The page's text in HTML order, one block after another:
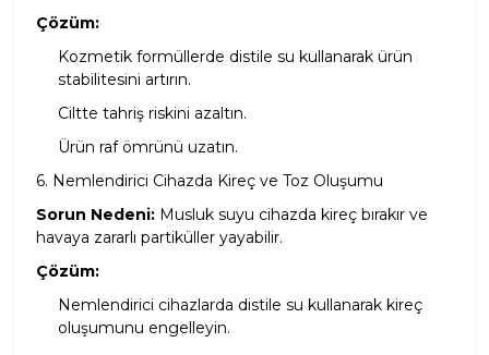
Çözüm:
Kozmetik formüllerde distile su kullanarak ürün
stabilitesini artırın.
Ciltte tahriş riskini azaltın.
Ürün raf ömrünü uzatın.
6. Nemlendirici Cihazda Kireç ve Toz Oluşumu
Sorun Nedeni: Musluk suyu cihazda kireç bırakır ve
havaya zararlı partiküller yayabilir.
Çözüm:
Nemlendirici cihazlarda distile su kullanarak kireç
oluşumunu engelleyin.